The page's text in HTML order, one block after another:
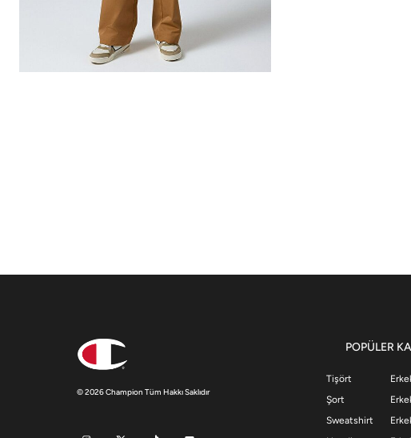
© 2026 Champion Tüm Hakkı Saklıdır
POPÜLER
Tişört
Şort
Sweatshirt